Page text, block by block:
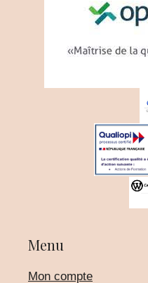
Menu
Mon compte